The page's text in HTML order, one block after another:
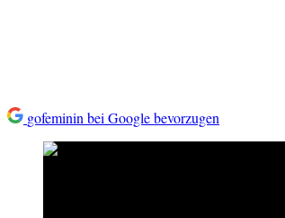
gofeminin bei Google bevorzugen